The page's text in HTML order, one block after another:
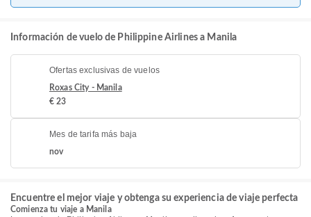
Información de vuelo de Philippine Airlines a Manila
Ofertas exclusivas de vuelos
Roxas City - Manila
€ 23
Mes de tarifa más baja
nov
Encuentre el mejor viaje y obtenga su experiencia de viaje perfecta
Comienza tu viaje a Manila